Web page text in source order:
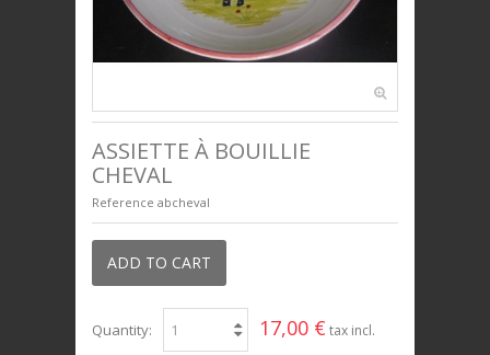
UNIVERS ENFANTS
PRESTIGE
ASSIETTE À BOUILLIE
CHEVAL
Reference abcheval
ADD TO CART
Quantity: 17,00 € tax incl.